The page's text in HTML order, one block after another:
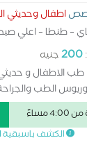
اطفال وحديثي
– طنطا – اعلي
...
200جنيه
الاطفال و حديثي
واحدًا من
بمحافظة
مساءً
الكشف باسبقية